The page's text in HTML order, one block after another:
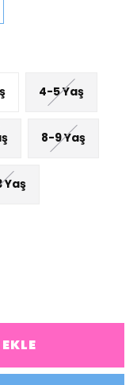
4-5 Yaş
8-9 Yaş
Yaş